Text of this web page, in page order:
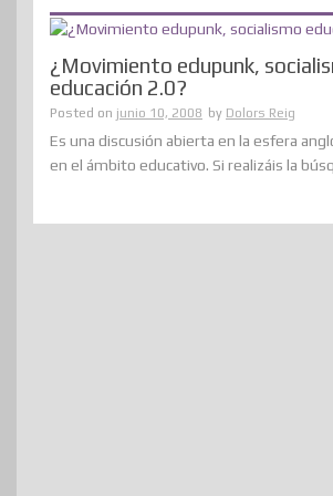
¿Movimiento edupunk,
educación 2.0?
Posted on junio 10, 2008 by Dolors Reig
Es una discusión abierta en la esfera
en el ámbito educativo. Si realizáis la